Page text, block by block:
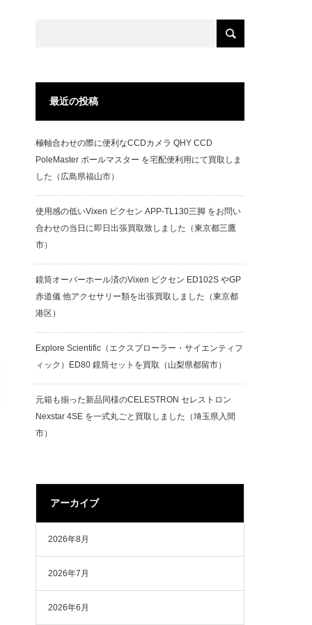
最近の投稿
極軸合わせの際に便利なCCDカメラ QHY CCD
PoleMaster ポールマスター を宅配便利用にて買取しま
した（広島県福山市）
使用感の低いVixen ビクセン APP-TL130三脚 をお問い
合わせの当日に即日出張買取致しました（東京都三鷹
市）
鏡筒オーバーホール済のVixen ビクセン ED102S やGP
赤道儀 他アクセサリー類を出張買取しました（東京都
港区）
Explore Scientific（エクスプローラー・サイエンティフ
ィック）ED80 鏡筒セットを買取（山梨県都留市）
元箱も揃った新品同様のCELESTRON セレストロン
Nexstar 4SE を一式丸ごと買取しました（埼玉県入間
市）
アーカイブ
2026年8月
2026年7月
2026年6月